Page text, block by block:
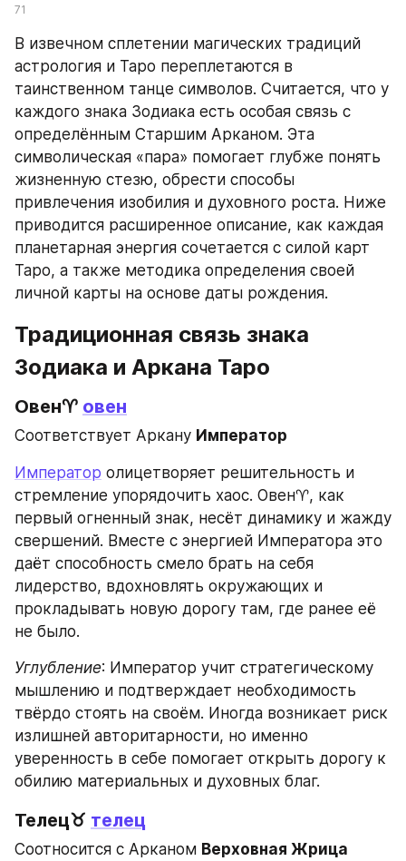
71
В извечном сплетении магических традиций
астрология и Таро переплетаются в
таинственном танце символов. Считается, что у
каждого знака Зодиака есть особая связь с
определённым Старшим Арканом. Эта
символическая «пара» помогает глубже понять
жизненную стезю, обрести способы
привлечения изобилия и духовного роста. Ниже
приводится расширенное описание, как каждая
планетарная энергия сочетается с силой карт
Таро, а также методика определения своей
личной карты на основе даты рождения.
Традиционная связь знака
Зодиака и Аркана Таро
Овен♈ овен
Соответствует Аркану Император
Император олицетворяет решительность и
стремление упорядочить хаос. Овен♈, как
первый огненный знак, несёт динамику и жажду
свершений. Вместе с энергией Императора это
даёт способность смело брать на себя
лидерство, вдохновлять окружающих и
прокладывать новую дорогу там, где ранее её
не было.
Углубление: Император учит стратегическому
мышлению и подтверждает необходимость
твёрдо стоять на своём. Иногда возникает риск
излишней авторитарности, но именно
уверенность в себе помогает открыть дорогу к
обилию материальных и духовных благ.
Телец♉ телец
Соотносится с Арканом Верховная Жрица